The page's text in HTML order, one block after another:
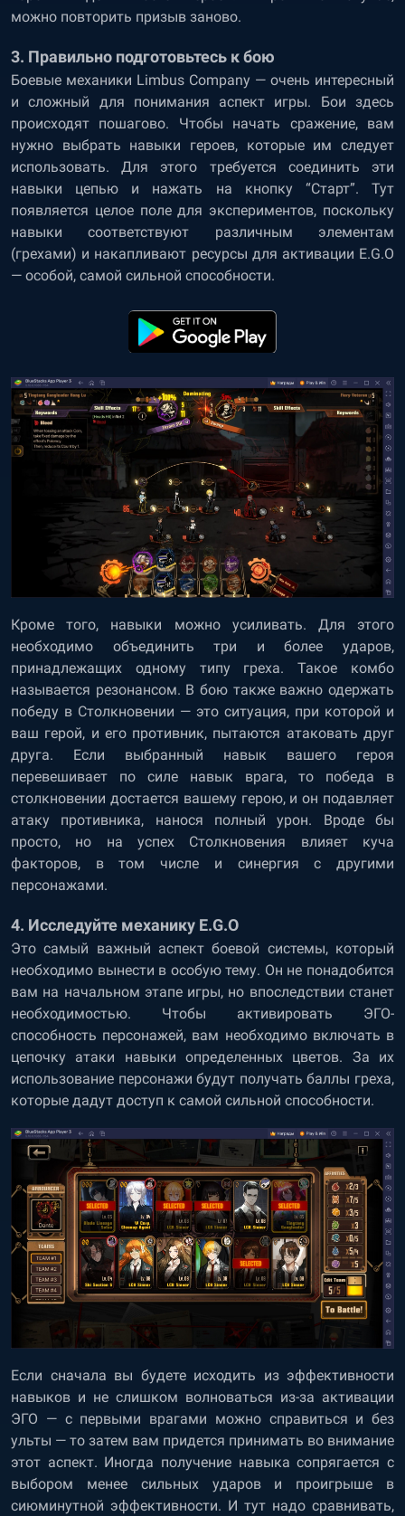
можно повторить призыв заново.
3. Правильно подготовьтесь к бою
Боевые механики Limbus Company — очень интересный
и сложный для понимания аспект игры. Бои здесь
происходят пошагово. Чтобы начать сражение, вам
нужно выбрать навыки героев, которые им следует
использовать. Для этого требуется соединить эти
навыки цепью и нажать на кнопку “Старт”. Тут
появляется целое поле для экспериментов, поскольку
навыки соответствуют различным элементам
(грехами) и накапливают ресурсы для активации E.G.O
— особой, самой сильной способности.
Кроме того, навыки можно усиливать. Для этого
необходимо объединить три и более ударов,
принадлежащих одному типу греха. Такое комбо
называется резонансом. В бою также важно одержать
победу в Столкновении — это ситуация, при которой и
ваш герой, и его противник, пытаются атаковать друг
друга. Если выбранный навык вашего героя
перевешивает по силе навык врага, то победа в
столкновении достается вашему герою, и он подавляет
атаку противника, нанося полный урон. Вроде бы
просто, но на успех Столкновения влияет куча
факторов, в том числе и синергия с другими
персонажами.
4. Исследуйте механику E.G.O
Это самый важный аспект боевой системы, который
необходимо вынести в особую тему. Он не понадобится
вам на начальном этапе игры, но впоследствии станет
необходимостью. Чтобы активировать ЭГО-
способность персонажей, вам необходимо включать в
цепочку атаки навыки определенных цветов. За их
использование персонажи будут получать баллы греха,
которые дадут доступ к самой сильной способности.
Если сначала вы будете исходить из эффективности
навыков и не слишком волноваться из-за активации
ЭГО — с первыми врагами можно справиться и без
ульты — то затем вам придется принимать во внимание
этот аспект. Иногда получение навыка сопрягается с
выбором менее сильных ударов и проигрыше в
сиюминутной эффективности. И тут надо сравнивать,